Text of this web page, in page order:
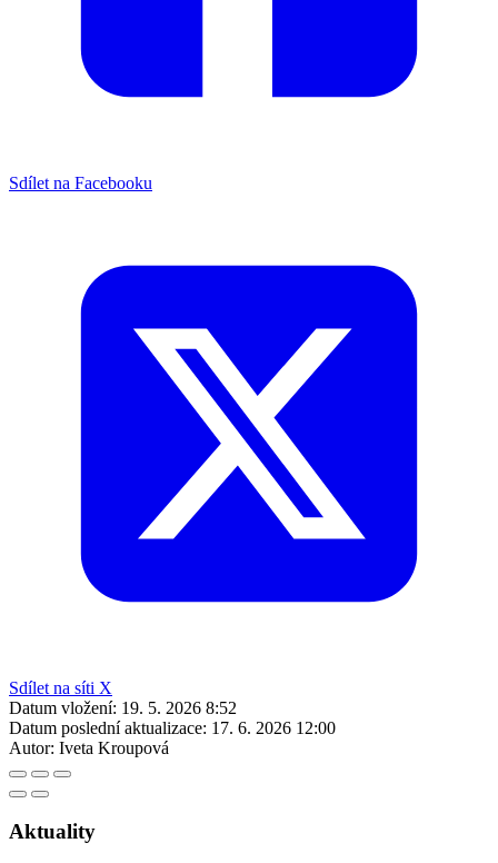
Sdílet na Facebooku
Sdílet na síti X
Datum vložení: 19. 5. 2026 8:52
Datum poslední aktualizace: 17. 6. 2026 12:00
Autor: Iveta Kroupová
Aktuality